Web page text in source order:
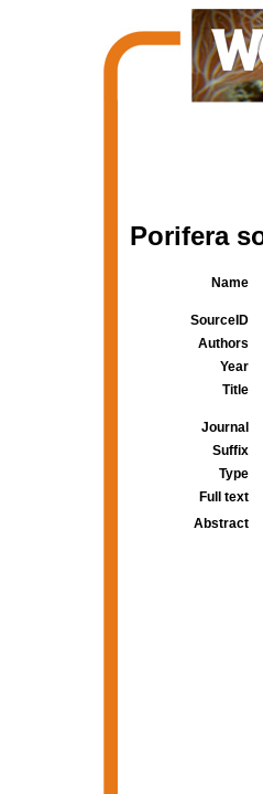
Porifera
Name
SourceID
Authors
Year
Title
Journal
Suffix
Type
Full text
Abstract